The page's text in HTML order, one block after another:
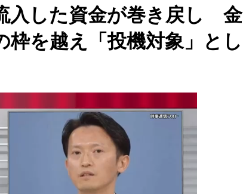
入した資金が巻き戻し 金
枠を越え「投機対象」とし